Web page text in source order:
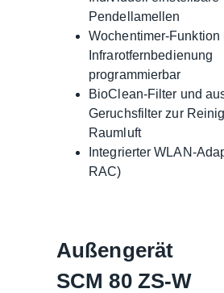
Pendellamellen
Wochentimer-Funktion
Infrarotfernbedienung
programmierbar
BioClean-Filter und
Geruchsfilter zur
Raumluft
Integrierter WLAN-
RAC)
Außengerät
SCM 80 ZS-W